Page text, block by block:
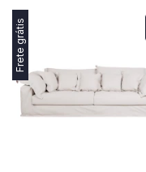
Frete grátis